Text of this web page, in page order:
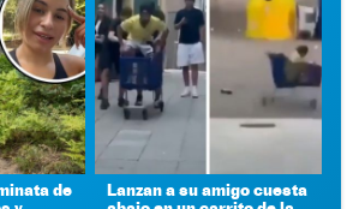
de
Lanzan a su amigo cuesta